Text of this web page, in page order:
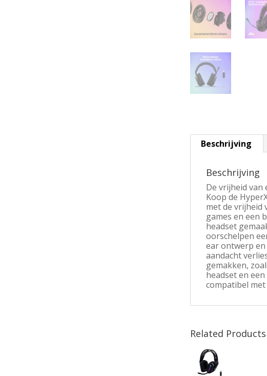
Beschrijving
Beschrijving
De vrijheid van
Koop de
met de vrijheid
games en een
headset
oorschelpen
ear ontwerp
aandacht
gemakken,
headset en
compatibel
Related Products